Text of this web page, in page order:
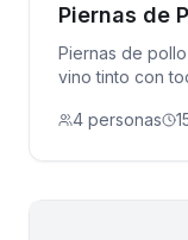
Piernas de
Piernas de
vino tinto con
4 personas